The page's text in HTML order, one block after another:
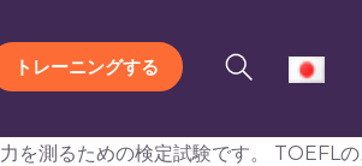
トレーニングする
を測るための検定試験です。 TOEFL